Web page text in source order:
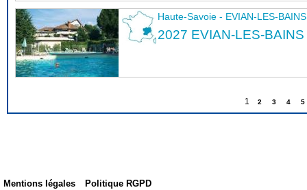
Haute-Savoie - EVIAN-LES-BAINS
2027 EVIAN-LES-BAINS
1 2 3 4 5
Mentions légales Politique RGPD